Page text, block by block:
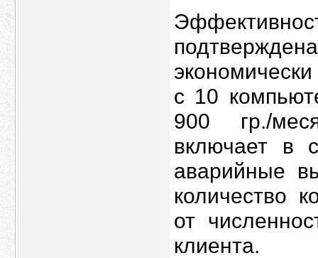
с 10
900 гр./
включает в
аварийные
количество
от
клиента.